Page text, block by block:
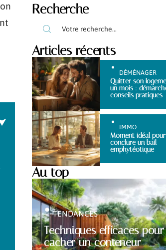
Recherche
Articles récents
DÉMÉNAGER
Quitter son
un mois :
conseils pratiques
IMMO
Moment idéal pour
conclure un bail
emphytéotique
Au top
Techniques efficaces pour
cacher un conteneur
TENDANCES